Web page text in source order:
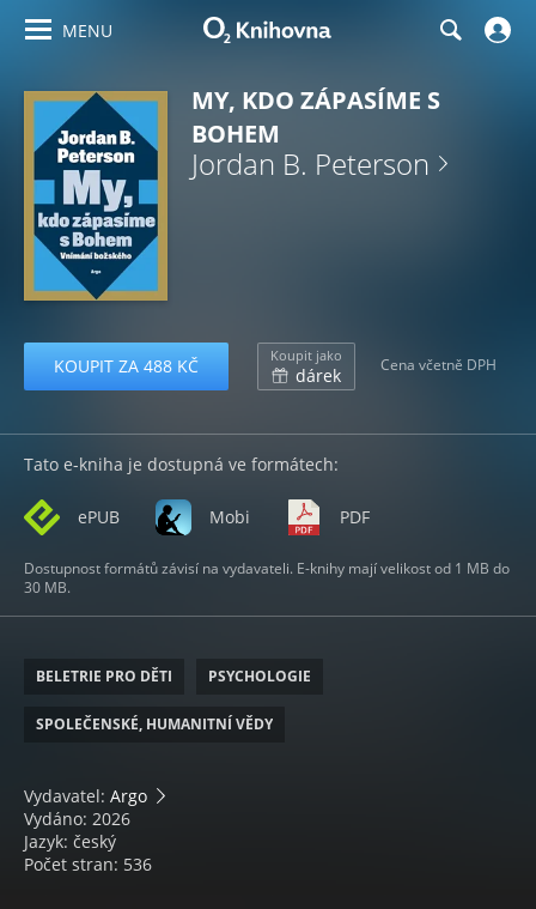
MENU
MY, KDO ZÁPASÍME S
BOHEM
Jordan B. Peterson
KOUPIT ZA 488 KČ Koupit jako
dárek Cena včetně DPH
Tato e-kniha je dostupná ve formátech:
ePUB Mobi PDF
Dostupnost formátů závisí na vydavateli. E-knihy mají velikost od 1 MB do
30 MB.
BELETRIE PRO DĚTI PSYCHOLOGIE
SPOLEČENSKÉ, HUMANITNÍ VĚDY
Vydavatel: Argo
Vydáno: 2026
Jazyk: český
Počet stran: 536